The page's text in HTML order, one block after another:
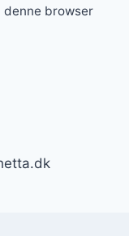
denne browser